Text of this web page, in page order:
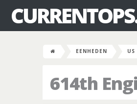
EENHEDEN US
614th